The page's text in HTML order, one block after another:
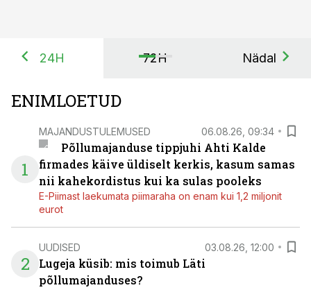
24H 72H Nädal
ENIMLOETUD
1
MAJANDUSTULEMUSED 06.08.26, 09:34
Põllumajanduse tippjuhi Ahti Kalde
firmades käive üldiselt kerkis, kasum samas
nii kahekordistus kui ka sulas pooleks
E-Piimast laekumata piimaraha on enam kui 1,2 miljonit
eurot
2
UUDISED 03.08.26, 12:00
Lugeja küsib: mis toimub Läti
põllumajanduses?